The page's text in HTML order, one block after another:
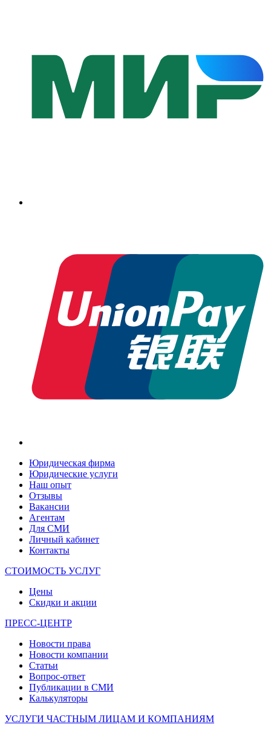
Юридическая фирма
Юридические услуги
Наш опыт
Отзывы
Вакансии
Агентам
Для СМИ
Личный кабинет
Контакты
СТОИМОСТЬ УСЛУГ
Цены
Скидки и акции
ПРЕСС-ЦЕНТР
Новости права
Новости компании
Статьи
Вопрос-ответ
Публикации в СМИ
Калькуляторы
УСЛУГИ ЧАСТНЫМ ЛИЦАМ И КОМПАНИЯМ